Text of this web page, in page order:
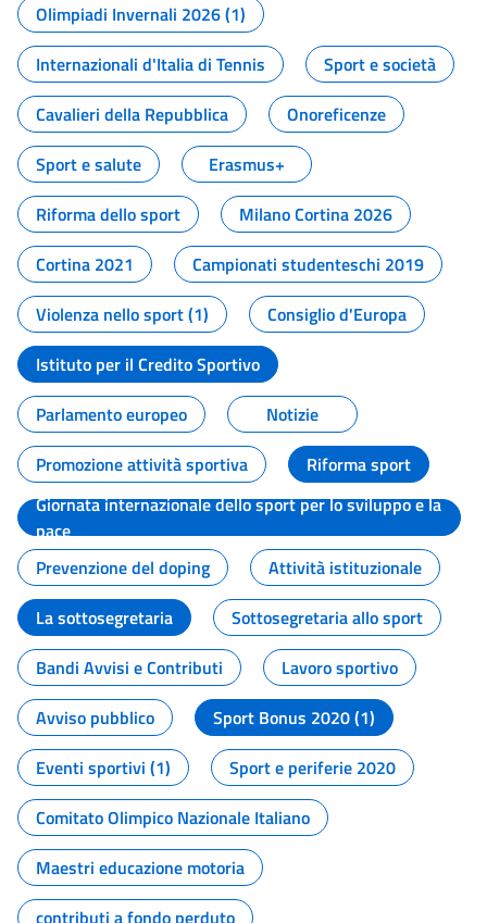
Olimpiadi Invernali 2026 (1)
Internazionali d'Italia di Tennis
Sport e società
Cavalieri della Repubblica
Onoreficenze
Sport e salute
Erasmus+
Riforma dello sport
Milano Cortina 2026
Cortina 2021
Campionati studenteschi 2019
Violenza nello sport (1)
Consiglio d'Europa
Istituto per il Credito Sportivo
Parlamento europeo
Notizie
Promozione attività sportiva
Riforma sport
Giornata internazionale dello sport per lo sviluppo e la
pace
Prevenzione del doping
Attività istituzionale
La sottosegretaria
Sottosegretaria allo sport
Bandi Avvisi e Contributi
Lavoro sportivo
Avviso pubblico
Sport Bonus 2020 (1)
Eventi sportivi (1)
Sport e periferie 2020
Comitato Olimpico Nazionale Italiano
Maestri educazione motoria
contributi a fondo perduto